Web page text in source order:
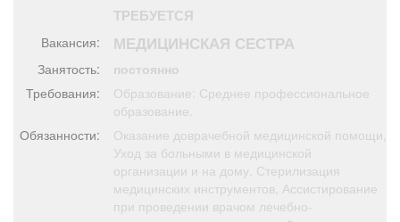
Обучение
Поздравления
Я - пенсионер
ТРЕБУЕТСЯ
Вакансия: МЕДИЦИНСКАЯ СЕСТРА
Занятость:
постоянно
Требования:
Образование: Среднее профессиональное
образование.
Обязанности:
Оказание доврачебной медицинской помощи,
Уход за больными в медицинской
организации и на дому. Стерилизация
медицинских инструментов, Ассистирование
при проведении врачом лечебно-